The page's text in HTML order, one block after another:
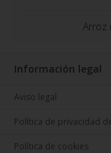
Arroz
Información legal
Aviso legal
Política de privacidad
Política de cookies